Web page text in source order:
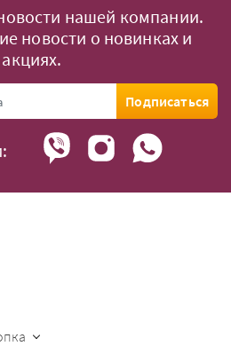
нашей компании.
новости о новинках и
акциях.
Подписаться